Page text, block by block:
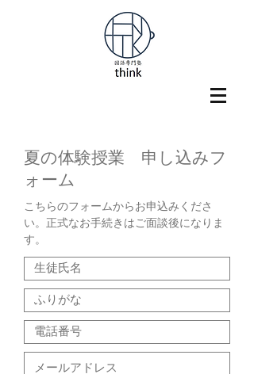
夏の体験授業 申し込みフ
ォーム
こちらのフォームからお申込みくださ
い。正式なお手続きはご面談後になりま
す。